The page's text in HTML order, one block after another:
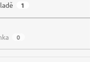
1
0